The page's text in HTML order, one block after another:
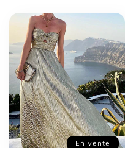
En vente